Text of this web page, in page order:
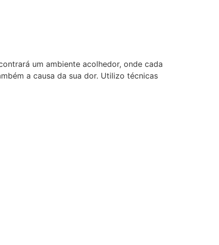
um ambiente acolhedor, onde cada
a causa da sua dor. Utilizo técnicas